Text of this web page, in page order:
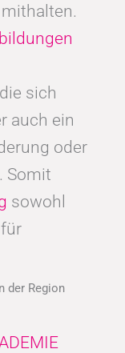
sich
auch ein
oder
Somit
sowohl
der Region